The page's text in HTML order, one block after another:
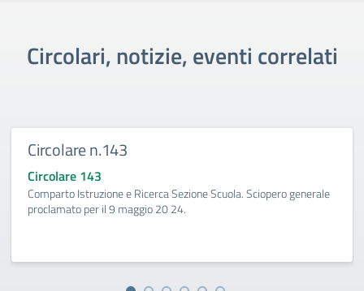
Circolari, notizie, eventi correlati
Circolare n.143
Circolare 143
Comparto Istruzione e Ricerca Sezione Scuola. Sciopero generale
proclamato per il 9 maggio 20 24.